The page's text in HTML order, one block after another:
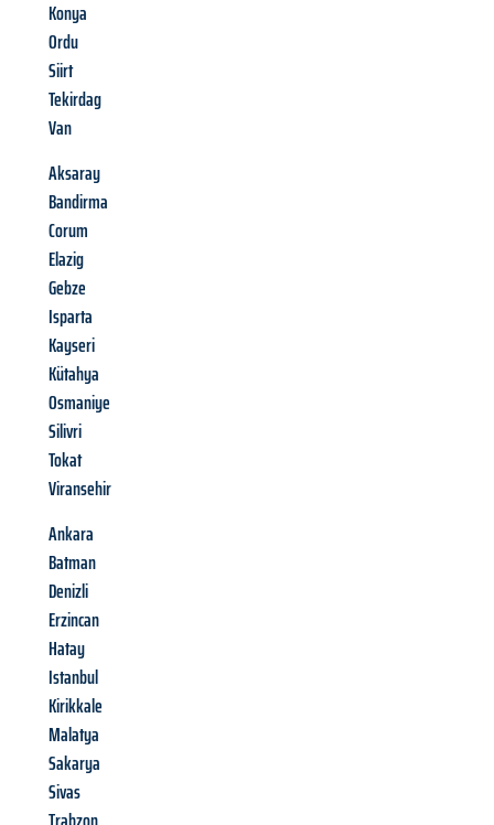
Konya
Ordu
Siirt
Tekirdag
Van
Aksaray
Bandirma
Corum
Elazig
Gebze
Isparta
Kayseri
Kütahya
Osmaniye
Silivri
Tokat
Viransehir
Ankara
Batman
Denizli
Erzincan
Hatay
Istanbul
Kirikkale
Malatya
Sakarya
Sivas